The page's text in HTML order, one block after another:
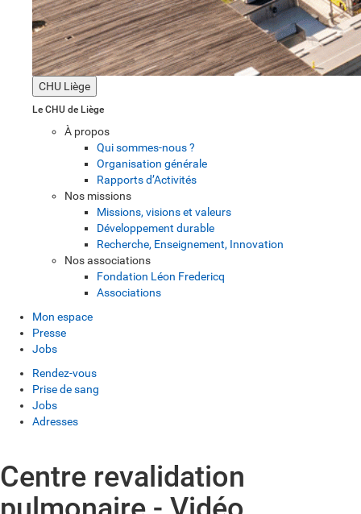
CHU Liège
Le CHU de Liège
À propos
Qui sommes-nous ?
Organisation générale
Rapports d’Activités
Nos missions
Missions, visions et valeurs
Développement durable
Recherche, Enseignement, Innovation
Nos associations
Fondation Léon Fredericq
Associations
Mon espace
Presse
Jobs
Rendez-vous
Prise de sang
Jobs
Adresses
Centre revalidation